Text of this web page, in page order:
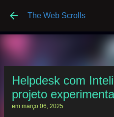
Pular para o
The Web Scrolls
Helpdesk com
projeto
em março 06, 2025